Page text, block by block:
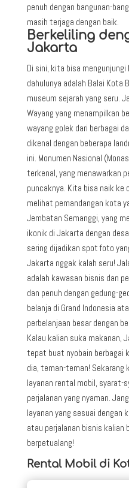
penuh dengan bangunan-
masih terjaga dengan baik.
Berkeliling
Jakarta
Di sini, kita bisa
dahulunya adalah Balai Kota
museum sejarah yang seru.
Wayang yang menampilkan
wayang golek dari berbagai
dikenal dengan beberapa
ini. Monumen Nasional
terkenal, yang menawarkan
puncaknya. Kita bisa naik ke
melihat pemandangan kota
Jembatan Semanggi, yang
ikonik di Jakarta dengan
sering dijadikan spot foto
Jakarta nggak kalah seru!
adalah kawasan bisnis dan
dan penuh dengan gedung-
belanja di Grand Indonesia
perbelanjaan besar dengan
Kalau kalian suka makanan,
tepat buat nyobain berbagai
dia, teman-teman! Sekarang
layanan rental mobil,
perjalanan yang nyaman.
layanan yang sesuai dengan
atau perjalanan bisnis kalian
berpetualang!
Rental Mobil di